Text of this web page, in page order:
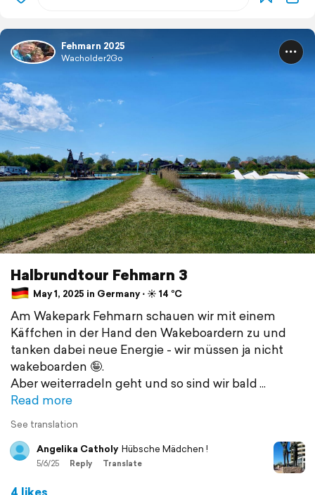
Fehmarn 2025
Wacholder2Go
Halbrundtour Fehmarn 3
May 1, 2025 in Germany ⋅ ☀️ 14 °C
Am Wakepark Fehmarn schauen wir mit einem
Käffchen in der Hand den Wakeboardern zu und
tanken dabei neue Energie - wir müssen ja nicht
wakeboarden 🤪.
Aber weiterradeln geht und so sind wir bald
Read more
See translation
Angelika Catholy Hübsche Mädchen !
5/6/25 Reply Translate